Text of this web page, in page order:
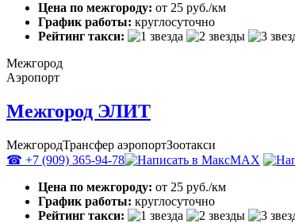
Цена по межгороду: от 25 руб./км
График работы: круглосуточно
Рейтинг такси:
Межгород
Аэропорт
Межгород ЭЛИТ
МежгородТрансфер аэропортЗоотакси
☎ +7 (909) 365-94-78
MAX
Цена по межгороду: от 25 руб./км
График работы: круглосуточно
Рейтинг такси: